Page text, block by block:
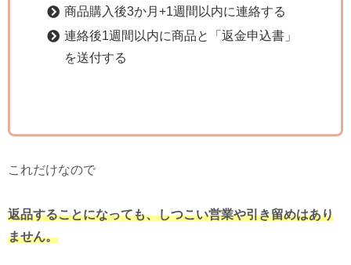
商品購入後3か月+1週間以内に連絡する
連絡後1週間以内に商品と「返金申込書」
を送付する
これだけなので
返品することになっても、しつこい営業や引き留めはあり
ません。